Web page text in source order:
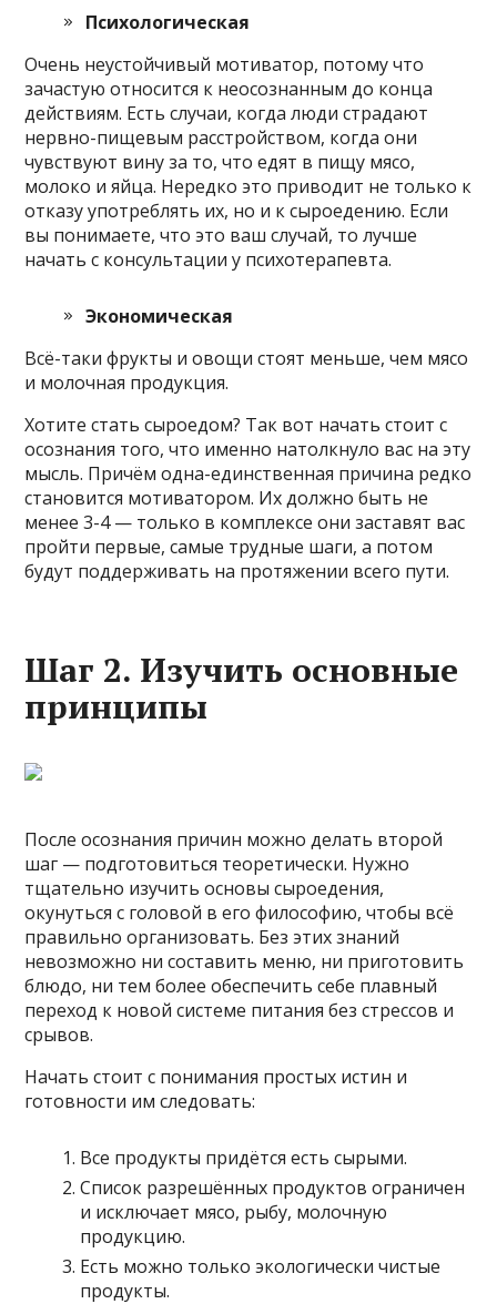
Психологическая
Очень неустойчивый мотиватор, потому что
зачастую относится к неосознанным до конца
действиям. Есть случаи, когда люди страдают
нервно-пищевым расстройством, когда они
чувствуют вину за то, что едят в пищу мясо,
молоко и яйца. Нередко это приводит не только к
отказу употреблять их, но и к сыроедению. Если
вы понимаете, что это ваш случай, то лучше
начать с консультации у психотерапевта.
Экономическая
Всё-таки фрукты и овощи стоят меньше, чем мясо
и молочная продукция.
Хотите стать сыроедом? Так вот начать стоит с
осознания того, что именно натолкнуло вас на эту
мысль. Причём одна-единственная причина редко
становится мотиватором. Их должно быть не
менее 3-4 — только в комплексе они заставят вас
пройти первые, самые трудные шаги, а потом
будут поддерживать на протяжении всего пути.
Шаг 2. Изучить основные
принципы
После осознания причин можно делать второй
шаг — подготовиться теоретически. Нужно
тщательно изучить основы сыроедения,
окунуться с головой в его философию, чтобы всё
правильно организовать. Без этих знаний
невозможно ни составить меню, ни приготовить
блюдо, ни тем более обеспечить себе плавный
переход к новой системе питания без стрессов и
срывов.
Начать стоит с понимания простых истин и
готовности им следовать:
Все продукты придётся есть сырыми.
Список разрешённых продуктов ограничен
и исключает мясо, рыбу, молочную
продукцию.
Есть можно только экологически чистые
продукты.